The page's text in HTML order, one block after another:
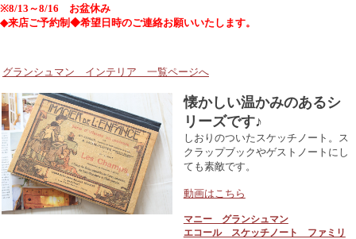
※8/13～8/16 お盆休み
◆来店ご予約制◆希望日時のご連絡お願いいたします。
グランシュマン インテリア 一覧ページへ
懐かしい温かみのあるシ
リーズです♪
しおりのついたスケッチノート。ス
クラップブックやゲストノートにし
ても素敵です。
動画はこちら
マニー グランシュマン
エコール スケッチノート ファミリ